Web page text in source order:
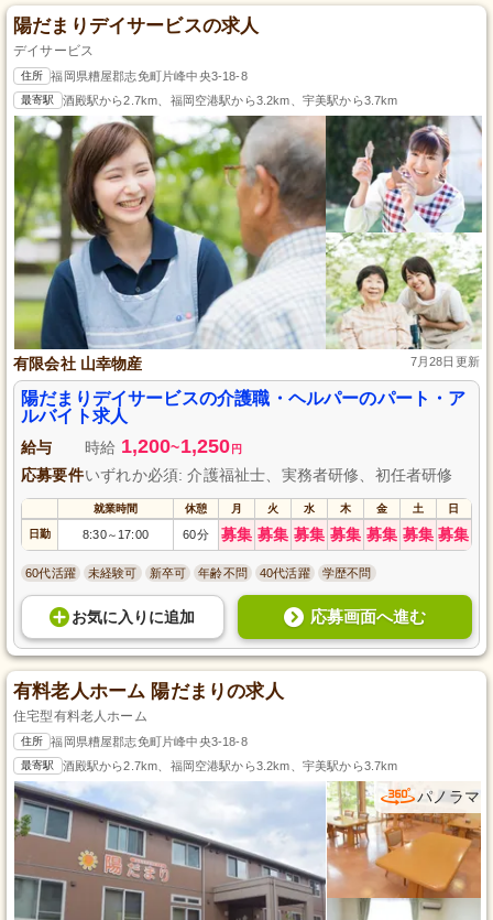
陽だまりデイサービスの求人
デイサービス
住所 福岡県糟屋郡志免町片峰中央3-18-8
最寄駅 酒殿駅から2.7km、福岡空港駅から3.2km、宇美駅から3.7km
有限会社 山幸物産 7月28日更新
陽だまりデイサービスの介護職・ヘルパーのパート・ア
ルバイト求人
給与 時給 1,200~1,250 円
応募要件いずれか必須: 介護福祉士、実務者研修、初任者研修
就業時間 休憩 月 火 水 木 金 土 日
日勤 8:30～ 17:00 60分 募集 募集 募集 募集 募集 募集 募集
60代活躍 未経験可 新卒可 年齢不問 40代活躍 学歴不問
お気に入り に追加 応募画面へ進む
有料老人ホーム 陽だまりの求人
住宅型有料老人ホーム
住所 福岡県糟屋郡志免町片峰中央3-18-8
最寄駅 酒殿駅から2.7km、福岡空港駅から3.2km、宇美駅から3.7km
パノラマ